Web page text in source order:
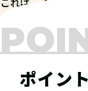
ポイント